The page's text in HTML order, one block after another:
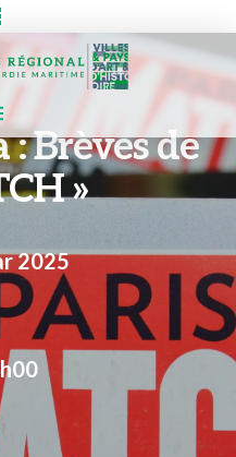
Brèves de
»
2025